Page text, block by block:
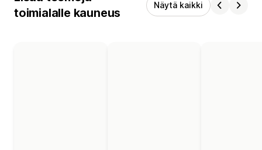
toimialalle kauneus
Näytä kaikki